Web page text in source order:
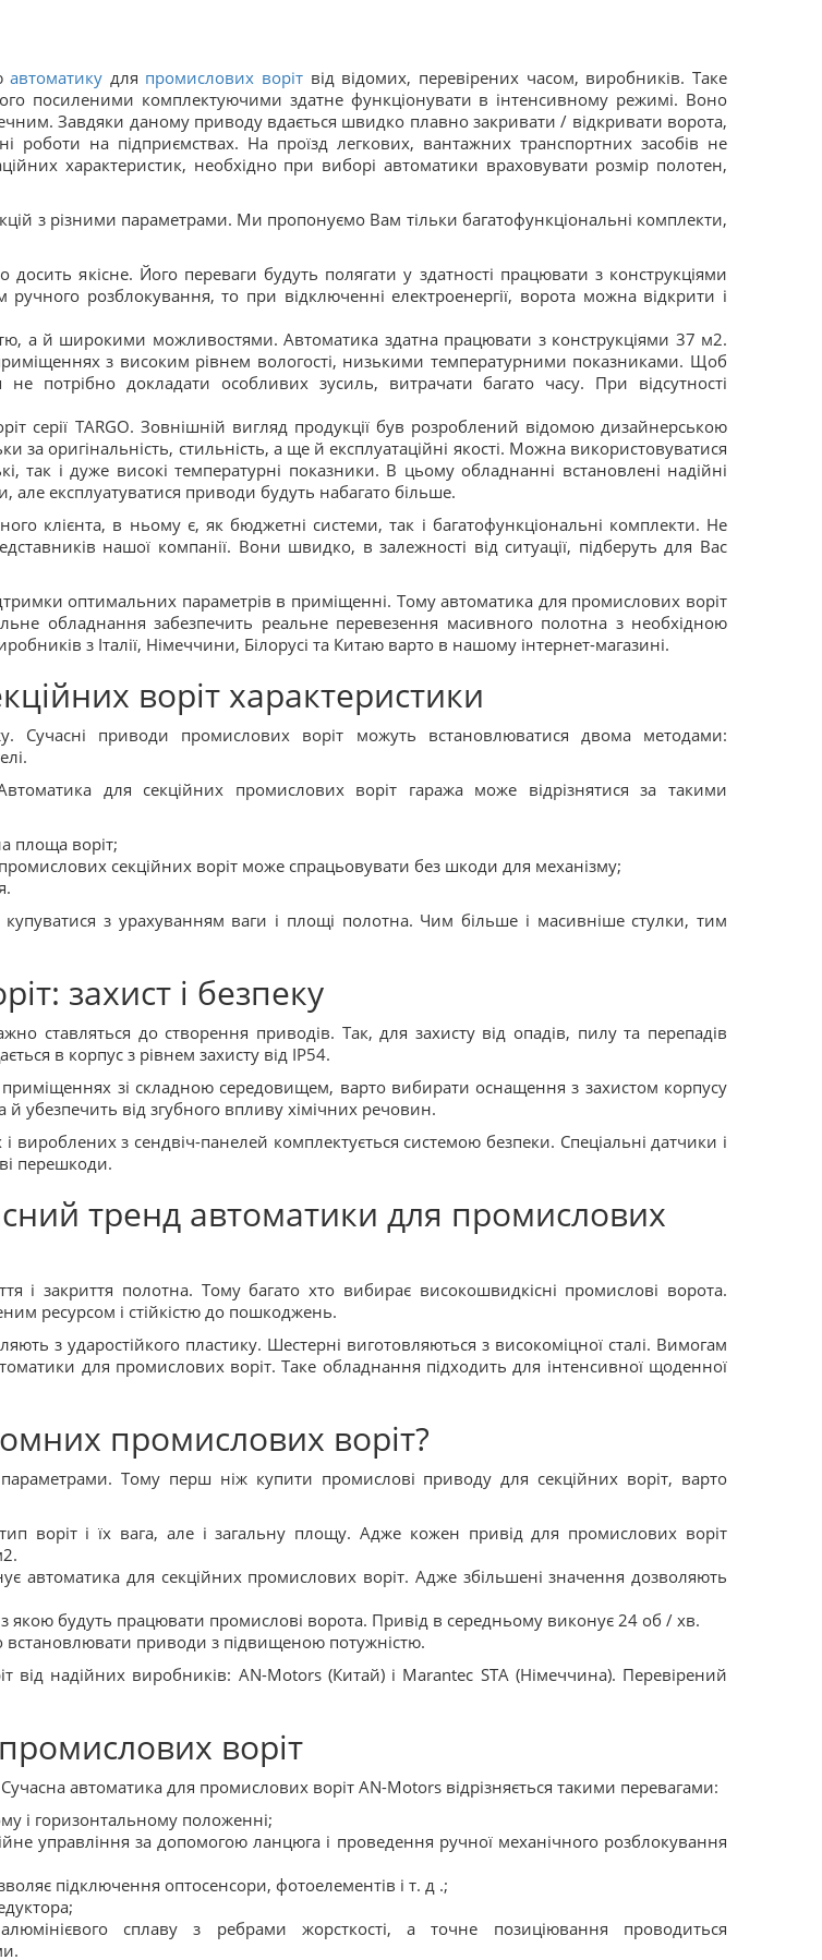
автоматику для промислових воріт від відомих, перевірених часом, виробників. Таке
посиленими комплектуючими здатне функціонувати в інтенсивному режимі. Воно
Завдяки даному приводу вдається швидко плавно закривати / відкривати ворота,
роботи на підприємствах. На проїзд легкових, вантажних транспортних засобів не
характеристик, необхідно при виборі автоматики враховувати розмір полотен,
з різними параметрами. Ми пропонуємо Вам тільки багатофункціональні комплекти,
якісне. Його переваги будуть полягати у здатності працювати з конструкціями
розблокування, то при відключенні електроенергії, ворота можна відкрити і
а й широкими можливостями. Автоматика здатна працювати з конструкціями 37 м2.
з високим рівнем вологості, низькими температурними показниками. Щоб
не потрібно докладати особливих зусиль, витрачати багато часу. При відсутності
TARGO. Зовнішній вигляд продукції був розроблений відомою дизайнерською
за оригінальність, стильність, а ще й експлуатаційні якості. Можна використовуватися
так і дуже високі температурні показники. В цьому обладнанні встановлені надійні
експлуатуватися приводи будуть набагато більше.
клієнта, в ньому є, як бюджетні системи, так і багатофункціональні комплекти. Не
нашої компанії. Вони швидко, в залежності від ситуації, підберуть для Вас
оптимальних параметрів в приміщенні. Тому автоматика для промислових воріт
обладнання забезпечить реальне перевезення масивного полотна з необхідною
з Італії, Німеччини, Білорусі та Китаю варто в нашому інтернет-магазині.
воріт характеристики
Сучасні приводи промислових воріт можуть встановлюватися двома методами:
для секційних промислових воріт гаража може відрізнятися за такими
площа воріт;
секційних воріт може спрацьовувати без шкоди для механізму;
з урахуванням ваги і площі полотна. Чим більше і масивніше стулки, тим
захист і безпеку
ставляться до створення приводів. Так, для захисту від опадів, пилу та перепадів
в корпус з рівнем захисту від IP54.
зі складною середовищем, варто вибирати оснащення з захистом корпусу
й убезпечить від згубного впливу хімічних речовин.
з сендвіч-панелей комплектується системою безпеки. Спеціальні датчики і
перешкоди.
тренд автоматики для промислових
і закриття полотна. Тому багато хто вибирає високошвидкісні промислові ворота.
ресурсом і стійкістю до пошкоджень.
з ударостійкого пластику. Шестерні виготовляються з високоміцної сталі. Вимогам
для промислових воріт. Таке обладнання підходить для інтенсивної щоденної
промислових воріт?
Тому перш ніж купити промислові приводу для секційних воріт, варто
воріт і їх вага, але і загальну площу. Адже кожен привід для промислових воріт
автоматика для секційних промислових воріт. Адже збільшені значення дозволяють
якою будуть працювати промислові ворота. Привід в середньому виконує 24 об / хв.
встановлювати приводи з підвищеною потужністю.
надійних виробників: AN-Motors (Китай) і Marantec STA (Німеччина). Перевірений
воріт
автоматика для промислових воріт AN-Motors відрізняється такими перевагами:
і горизонтальному положенні;
управління за допомогою ланцюга і проведення ручної механічного розблокування
підключення оптосенсори, фотоелементів і т. д .;
сплаву з ребрами жорсткості, а точне позиціювання проводиться